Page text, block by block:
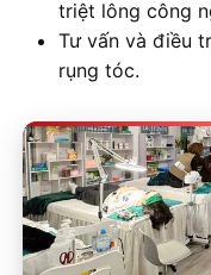
triệt lông công
Tư vấn và điều
rụng tóc.